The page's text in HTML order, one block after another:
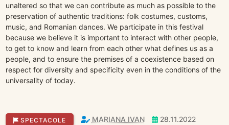
unaltered so that we can contribute as much as possible to the
preservation of authentic traditions: folk costumes, customs,
music, and Romanian dances. We participate in this festival
because we believe it is important to interact with other people,
to get to know and learn from each other what defines us as a
people, and to ensure the premises of a coexistence based on
respect for diversity and specificity even in the conditions of the
universality of today.
SPECTACOLE MARIANA IVAN 28.11.2022